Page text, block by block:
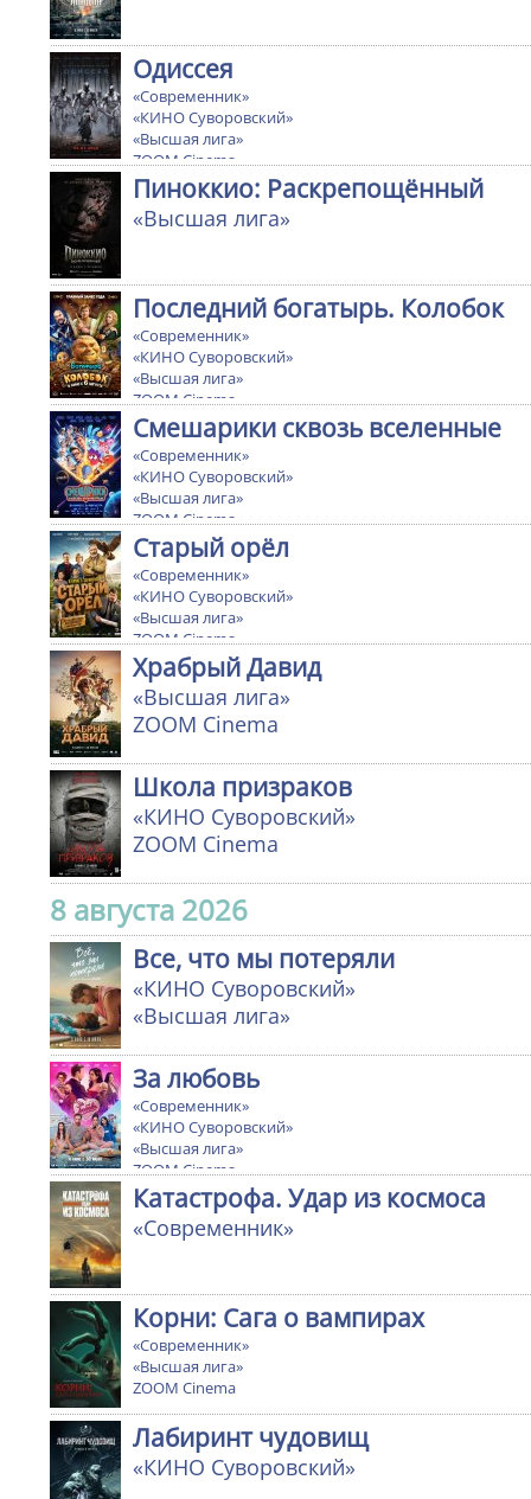
Одиссея
«Современник»
«КИНО Суворовский»
«Высшая лига»
ZOOM Cinema
Ultra cinema
Пиноккио: Раскрепощённый
«Высшая лига»
Последний богатырь. Колобок
«Современник»
«КИНО Суворовский»
«Высшая лига»
ZOOM Cinema
Ultra cinema
Смешарики сквозь вселенные
«Современник»
«КИНО Суворовский»
«Высшая лига»
ZOOM Cinema
Ultra cinema
Старый орёл
«Современник»
«КИНО Суворовский»
«Высшая лига»
ZOOM Cinema
Храбрый Давид
«Высшая лига»
ZOOM Cinema
Школа призраков
«КИНО Суворовский»
ZOOM Cinema
8 августа 2026
Все, что мы потеряли
«КИНО Суворовский»
«Высшая лига»
За любовь
«Современник»
«КИНО Суворовский»
«Высшая лига»
ZOOM Cinema
Катастрофа. Удар из космоса
«Современник»
Корни: Сага о вампирах
«Современник»
«Высшая лига»
ZOOM Cinema
Лабиринт чудовищ
«КИНО Суворовский»